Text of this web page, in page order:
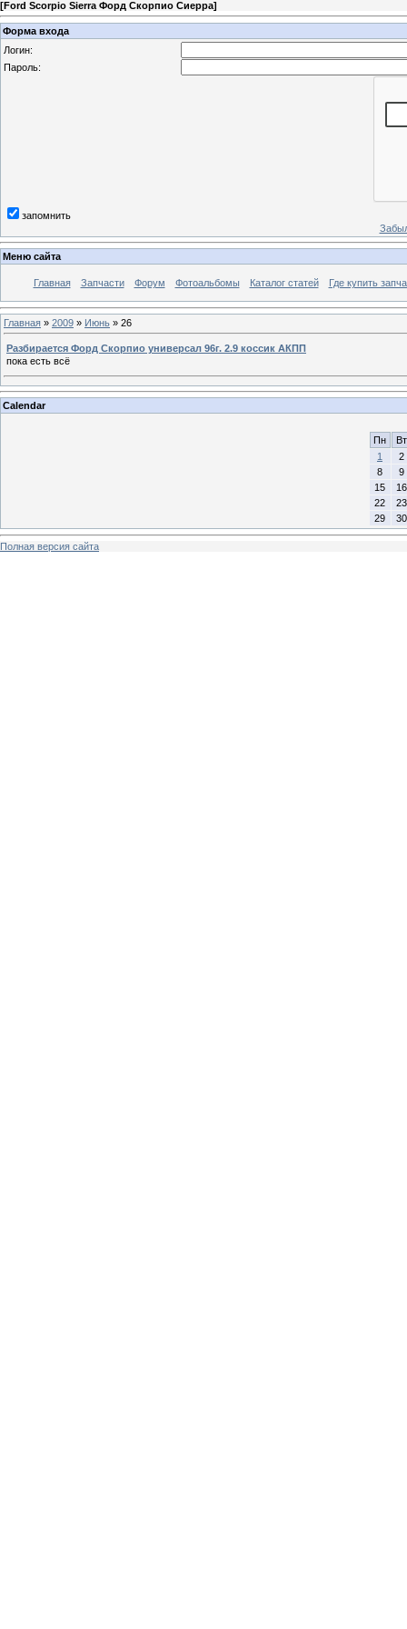
[Ford Scorpio Sierra Форд Скорпио Сиерра]
Форма входа
Логин:
Пароль:
запомнить
Меню сайта
Главная Запчасти Форум Фотоальбомы Каталог статей Где купить
Главная » 2009 » Июнь » 26
Разбирается Форд Скорпио универсал 96г. 2.9 коссик АКПП
пока есть всё
Calendar
Пн
Вт
1
2
8
9
15
16
22
23
29
30
Полная версия сайта